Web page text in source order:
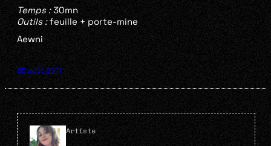
Temps :30mn
Outils :feuille + porte-mine
Aewni
30 août 2011
Artiste